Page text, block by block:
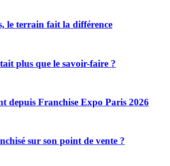
le terrain fait la différence
plus que le savoir-faire ?
depuis Franchise Expo Paris 2026
sur son point de vente ?